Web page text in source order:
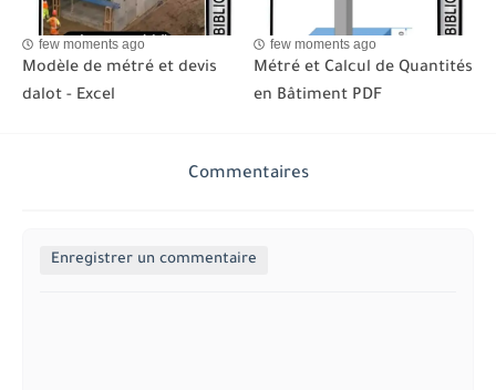
few moments ago
Modèle de métré et devis
dalot - Excel
few moments ago
Métré et Calcul de Quantités
en Bâtiment PDF
Commentaires
Enregistrer un commentaire